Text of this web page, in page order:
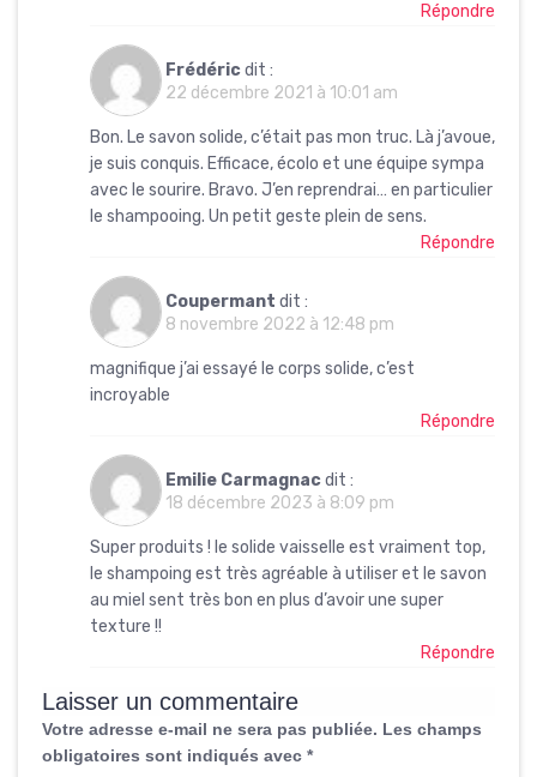
Répondre
Frédéricdit :
22 décembre 2021 à 10:01 am
Bon. Le savon solide, c’était pas mon truc. Là j’avoue,
je suis conquis. Efficace, écolo et une équipe sympa
avec le sourire. Bravo. J’en reprendrai… en particulier
le shampooing. Un petit geste plein de sens.
Répondre
Coupermant dit :
8 novembre 2022 à 12:48 pm
magnifique j’ai essayé le corps solide, c’est
incroyable
Répondre
Emilie Carmagnacdit :
18 décembre 2023 à 8:09 pm
Super produits ! le solide vaisselle est vraiment top,
le shampoing est très agréable à utiliser et le savon
au miel sent très bon en plus d’avoir une super
texture !!
Répondre
Laisser un commentaire
Votre adresse e-mail ne sera pas publiée. Les champs
obligatoires sont indiqués avec *